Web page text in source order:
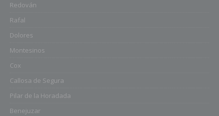
Redován
Rafal
Dolores
Montesinos
Cox
Callosa de Segura
Pilar de la Horadada
Benejuzar